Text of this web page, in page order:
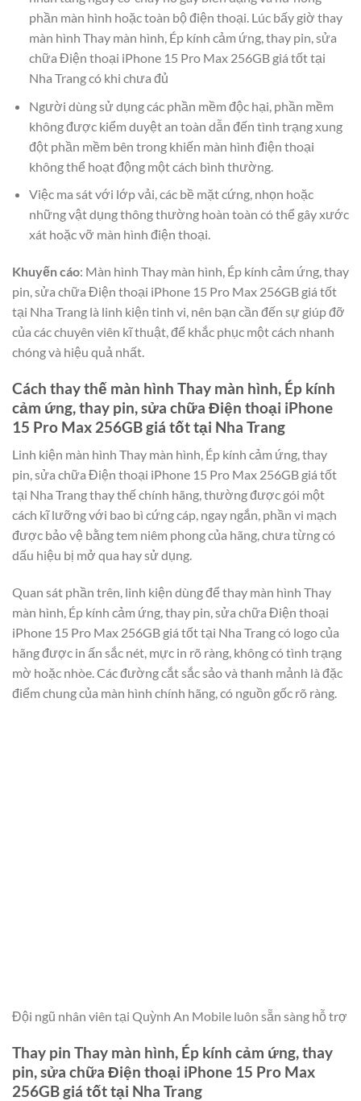
phần màn hình hoặc toàn bộ điện thoại. Lúc bấy giờ thay
màn hình Thay màn hình, Ép kính cảm ứng, thay pin, sửa
chữa Điện thoại iPhone 15 Pro Max 256GB giá tốt tại
Nha Trang có khi chưa đủ
Người dùng sử dụng các phần mềm độc hại, phần mềm
không được kiểm duyệt an toàn dẫn đến tình trạng xung
đột phần mềm bên trong khiến màn hình điện thoại
không thể hoạt động một cách bình thường.
Việc ma sát với lớp vải, các bề mặt cứng, nhọn hoặc
những vật dụng thông thường hoàn toàn có thể gây xước
xát hoặc vỡ màn hình điện thoại.
Khuyến cáo: Màn hình Thay màn hình, Ép kính cảm ứng, thay
pin, sửa chữa Điện thoại iPhone 15 Pro Max 256GB giá tốt
tại Nha Trang là linh kiện tinh vi, nên bạn cần đến sự giúp đỡ
của các chuyên viên kĩ thuật, để khắc phục một cách nhanh
chóng và hiệu quả nhất.
Cách thay thế màn hình Thay màn hình, Ép kính
cảm ứng, thay pin, sửa chữa Điện thoại iPhone
15 Pro Max 256GB giá tốt tại Nha Trang
Linh kiện màn hình Thay màn hình, Ép kính cảm ứng, thay
pin, sửa chữa Điện thoại iPhone 15 Pro Max 256GB giá tốt
tại Nha Trang thay thế chính hãng, thường được gói một
cách kĩ lưỡng với bao bì cứng cáp, ngay ngắn, phần vi mạch
được bảo vệ bằng tem niêm phong của hãng, chưa từng có
dấu hiệu bị mở qua hay sử dụng.
Quan sát phần trên, linh kiện dùng để thay màn hình Thay
màn hình, Ép kính cảm ứng, thay pin, sửa chữa Điện thoại
iPhone 15 Pro Max 256GB giá tốt tại Nha Trang có logo của
hãng được in ấn sắc nét, mực in rõ ràng, không có tình trạng
mờ hoặc nhòe. Các đường cắt sắc sảo và thanh mảnh là đặc
điểm chung của màn hình chính hãng, có nguồn gốc rõ ràng.
Đội ngũ nhân viên tại Quỳnh An Mobile luôn sẵn sàng hỗ trợ
Thay pin Thay màn hình, Ép kính cảm ứng, thay
pin, sửa chữa Điện thoại iPhone 15 Pro Max
256GB giá tốt tại Nha Trang